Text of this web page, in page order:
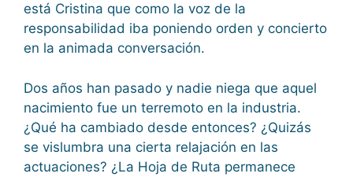
está Cristina que como la voz de la
responsabilidad iba poniendo orden y concierto
en la animada conversación.
Dos años han pasado y nadie niega que aquel
nacimiento fue un terremoto en la industria.
¿Qué ha cambiado desde entonces? ¿Quizás
se vislumbra una cierta relajación en las
actuaciones? ¿La Hoja de Ruta permanece